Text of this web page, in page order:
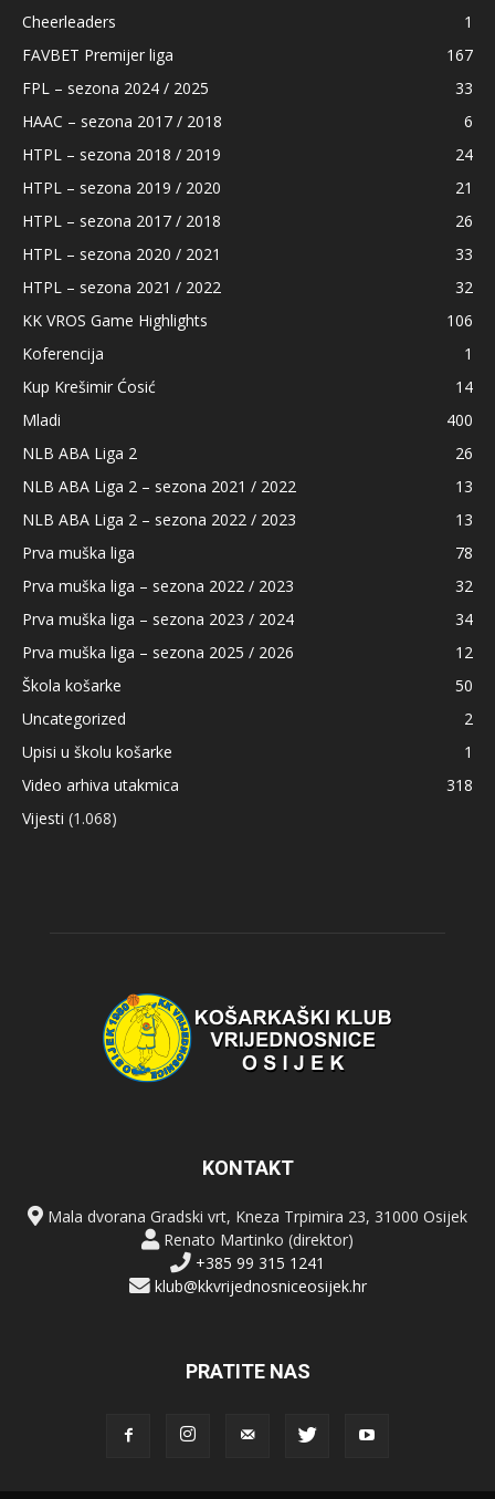
Cheerleaders
1
FAVBET Premijer liga
167
FPL – sezona 2024 / 2025
33
HAAC – sezona 2017 / 2018
6
HTPL – sezona 2018 / 2019
24
HTPL – sezona 2019 / 2020
21
HTPL – sezona 2017 / 2018
26
HTPL – sezona 2020 / 2021
33
HTPL – sezona 2021 / 2022
32
KK VROS Game Highlights
106
Koferencija
1
Kup Krešimir Ćosić
14
Mladi
400
NLB ABA Liga 2
26
NLB ABA Liga 2 – sezona 2021 / 2022
13
NLB ABA Liga 2 – sezona 2022 / 2023
13
Prva muška liga
78
Prva muška liga – sezona 2022 / 2023
32
Prva muška liga – sezona 2023 / 2024
34
Prva muška liga – sezona 2025 / 2026
12
Škola košarke
50
Uncategorized
2
Upisi u školu košarke
1
Video arhiva utakmica
318
Vijesti (1.068)
KONTAKT
Mala dvorana Gradski vrt, Kneza Trpimira 23, 31000 Osijek
Renato Martinko (direktor)
+385 99 315 1241
klub@kkvrijednosniceosijek.hr
PRATITE NAS